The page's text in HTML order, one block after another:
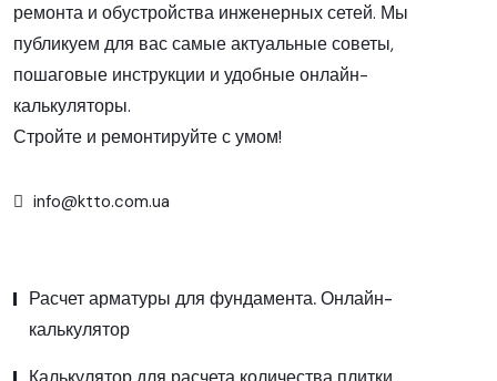
ремонта и обустройства инженерных сетей. Мы
публикуем для вас самые актуальные советы,
пошаговые инструкции и удобные онлайн-
калькуляторы.
Стройте и ремонтируйте с умом!
info@ktto.com.ua
Расчет арматуры для фундамента. Онлайн-
калькулятор